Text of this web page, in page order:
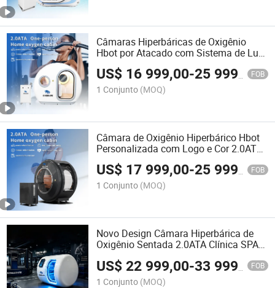
Câmaras Hiperbáricas de Oxigênio
Hbot por Atacado com Sistema de Luz
Vermelha Multi Função para Uso em
Clínica em Casa
US$ 16 999,00-25 999,00 FOB
1 Conjunto (MOQ)
Câmara de Oxigênio Hiperbárico Hbot
Personalizada com Logo e Cor 2.0ATA
Preço de Atacado em Promoção
US$ 17 999,00-25 999,00 FOB
1 Conjunto (MOQ)
Novo Design Câmara Hiperbárica de
Oxigênio Sentada 2.0ATA Clínica SPA
Quente
US$22 999,00-33 999,00 FOB
1 Conjunto (MOQ)